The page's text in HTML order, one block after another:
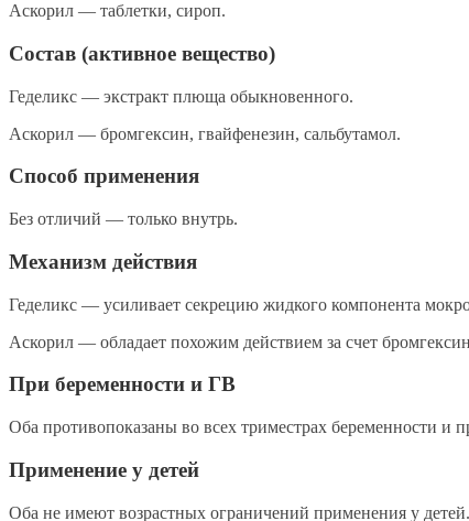
Аскорил — таблетки, сироп.
Состав (активное вещество)
Геделикс — экстракт плюща обыкновенного.
Аскорил — бромгексин, гвайфенезин, сальбутамол.
Способ применения
Без отличий — только внутрь.
Механизм действия
Геделикс — усиливает секрецию жидкого компонента
Аскорил — обладает похожим действием за счет
При беременности и ГВ
Оба противопоказаны во всех триместрах беременности и
Применение у детей
Оба не имеют возрастных ограничений применения у детей.